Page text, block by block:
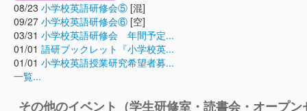
08/23 小学校英語研修会⑤ [混]
09/27 小学校英語研修会⑥ [空]
03/31 小学校英語研修会 年間予定...
01/01 語研ブックレット『小学校英...
01/01 小学校英語授業研究希望者募...
一覧...
その他のイベント（学生研修室・読書会・オープン